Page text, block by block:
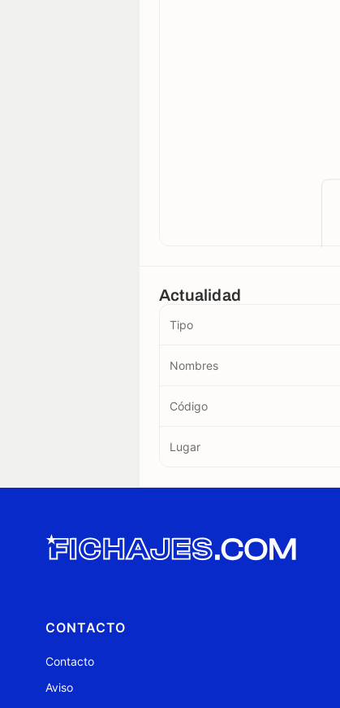
Actualidad
Tipo
Nombres
Código
Lugar
CONTACTO
Contacto
Aviso